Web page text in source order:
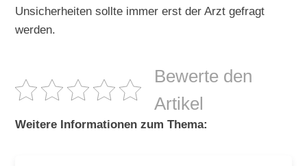
Unsicherheiten sollte immer erst der Arzt gefragt
werden.
Bewerte den
Artikel
Weitere Informationen zum Thema: